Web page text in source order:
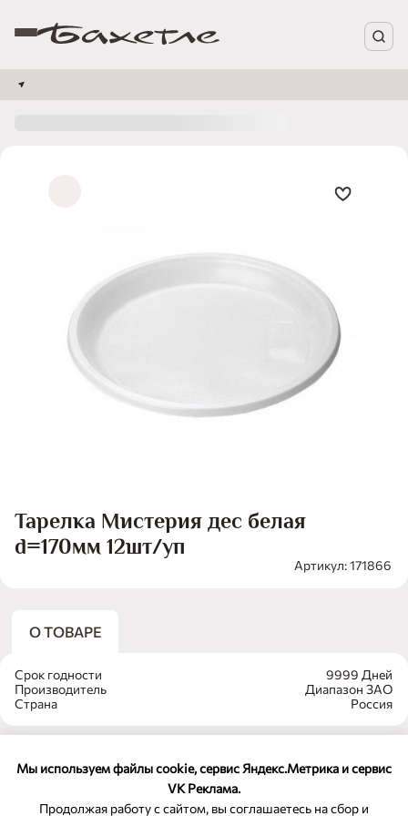
Мы используем файлы cookie, сервис Яндекс.Метрика и сервис
VK Реклама.
Продолжая работу с сайтом, вы соглашаетесь на сбор и
Тарелка Мистерия дес белая
d=170мм 12шт/уп
Артикул: 171866
О ТОВАРЕ
Срок годности
9999 Дней
Производитель
Диапазон ЗАО
Страна
Россия